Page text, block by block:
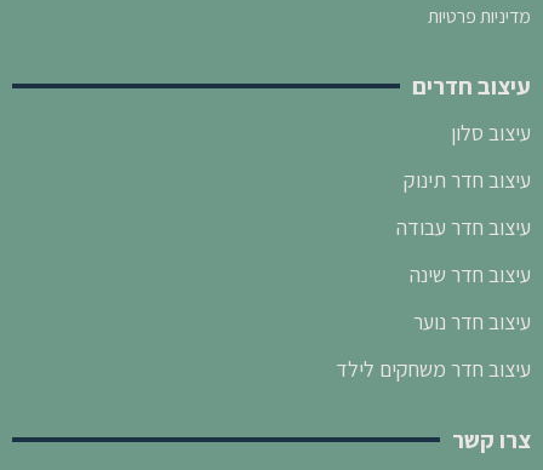
מדיניות פרטיות
עיצוב חדרים
עיצוב סלון
עיצוב חדר תינוק
עיצוב חדר עבודה
עיצוב חדר שינה
עיצוב חדר נוער
עיצוב חדר משחקים לילד
צרו קשר